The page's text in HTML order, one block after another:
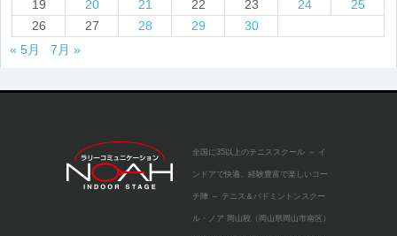
19
20 21 22 23 24
25
26
27 28 29
30
« 5月
7月 »
全国に35以上のテニススクール ～ イ
ンドアで快適、経験豊富で楽しいコー
チ陣 ～ テニス＆バドミントンスクー
ル・ノア 岡山校（岡山県岡山市南区）